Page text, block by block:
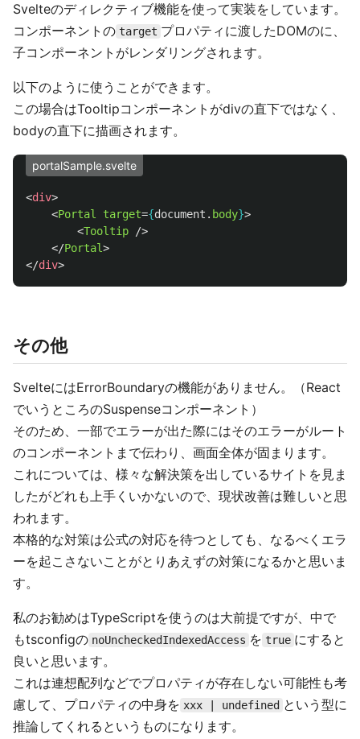
Svelteのディレクティブ機能を使って実装をしています。
コンポーネントの target プロパティに渡したDOMのに、
子コンポーネントがレンダリングされます。
以下のように使うことができます。
この場合はTooltipコンポーネントがdivの直下ではなく、
bodyの直下に描画されます。
portalSample.svelte
<div>
<Portal target={document . body}>
<Tooltip
/>
</Portal>
</div>
その他
SvelteにはErrorBoundaryの機能がありません。（React
でいうところのSuspenseコンポーネント）
そのため、一部でエラーが出た際にはそのエラーがルート
のコンポーネントまで伝わり、画面全体が固まります。
これについては、様々な解決策を出しているサイトを見ま
したがどれも上手くいかないので、現状改善は難しいと思
われます。
本格的な対策は公式の対応を待つとしても、なるべくエラ
ーを起こさないことがとりあえずの対策になるかと思いま
す。
私のお勧めはTypeScriptを使うのは大前提ですが、中で
もtsconfigの noUncheckedIndexedAccess を true にすると
良いと思います。
これは連想配列などでプロパティが存在しない可能性も考
慮して、プロパティの中身を xxx | undefined という型に
推論してくれるというものになります。